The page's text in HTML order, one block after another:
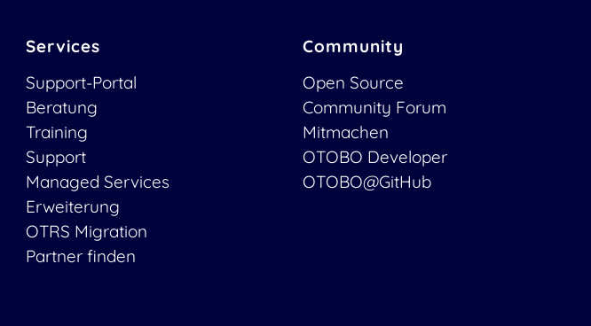
Services
Support-Portal
Beratung
Training
Support
Managed Services
Erweiterung
OTRS Migration
Partner finden
Community
Open Source
Community Forum
Mitmachen
OTOBO Developer
OTOBO@GitHub